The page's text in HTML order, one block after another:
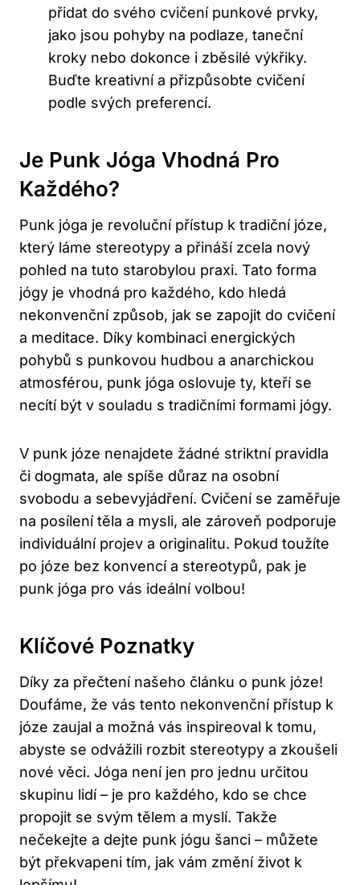
přidat do svého cvičení punkové prvky,‍
jako jsou pohyby na podlaze, taneční
kroky nebo dokonce i zběsilé výkřiky.
Buďte kreativní ​a přizpůsobte cvičení
podle svých preferencí.
Je Punk Jóga Vhodná Pro‌
Každého?
Punk ⁣jóga je revoluční⁣ přístup k‌ tradiční ‌józe,
který láme‌ stereotypy a ‌přináší zcela nový
pohled⁣ na tuto ⁢starobylou praxi. Tato forma
jógy je vhodná pro každého, kdo hledá
⁢nekonvenční ​způsob, ‌jak se ‌zapojit do cvičení ​
a ⁤meditace.​ Díky kombinaci energických
pohybů s punkovou hudbou a ⁣anarchickou⁣
atmosférou, punk ⁣jóga oslovuje‌ ty, kteří‌ se
necítí být v souladu s tradičními formami⁢ jógy.
V punk ‍józe nenajdete žádné striktní pravidla
či dogmata, ale spíše důraz​ na osobní
svobodu a ‌sebevyjádření. Cvičení se zaměřuje
na posílení těla a ⁢mysli, ale ‌zároveň podporuje
individuální projev a‌ originalitu. Pokud toužíte
po józe bez konvencí a stereotypů, pak je
punk jóga pro⁢ vás ideální volbou!
Klíčové Poznatky
Díky ‌za přečtení‍ našeho článku o punk józe!
Doufáme,‌ že vás tento nekonvenční přístup k
józe zaujal a ​možná ‌vás inspireoval k tomu,
abyste se odvážili rozbit stereotypy‌ a zkoušeli
nové věci. Jóga ‌není⁢ jen pro jednu určitou ​
skupinu lidí⁤ – ‍je pro každého, kdo se chce
propojit se svým tělem ⁣a myslí. Takže
nečekejte a dejte‍ punk jógu šanci – můžete
být překvapeni tím, jak vám změní život​ k ​